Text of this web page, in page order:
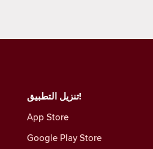
تنزيل التطبيق!
App Store
Google Play Store